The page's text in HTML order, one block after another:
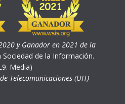
y Ganador en 2021 de la
de la Información.
Media)
Telecomunicaciones (UIT)